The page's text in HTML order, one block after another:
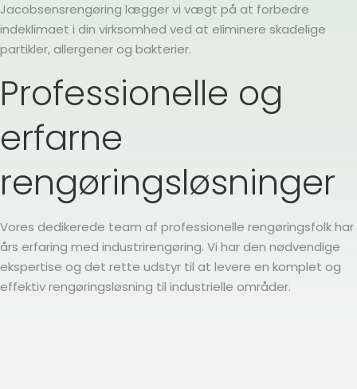
Jacobsensrengøring lægger vi vægt på at forbedre
indeklimaet i din virksomhed ved at eliminere skadelige
partikler, allergener og bakterier.
Professionelle og
erfarne
rengøringsløsninger
Vores dedikerede team af professionelle rengøringsfolk har
års erfaring med industrirengøring. Vi har den nødvendige
ekspertise og det rette udstyr til at levere en komplet og
effektiv rengøringsløsning til industrielle områder.